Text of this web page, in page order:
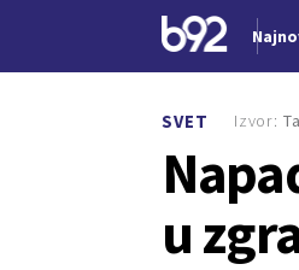
SVET
u
Izvor: